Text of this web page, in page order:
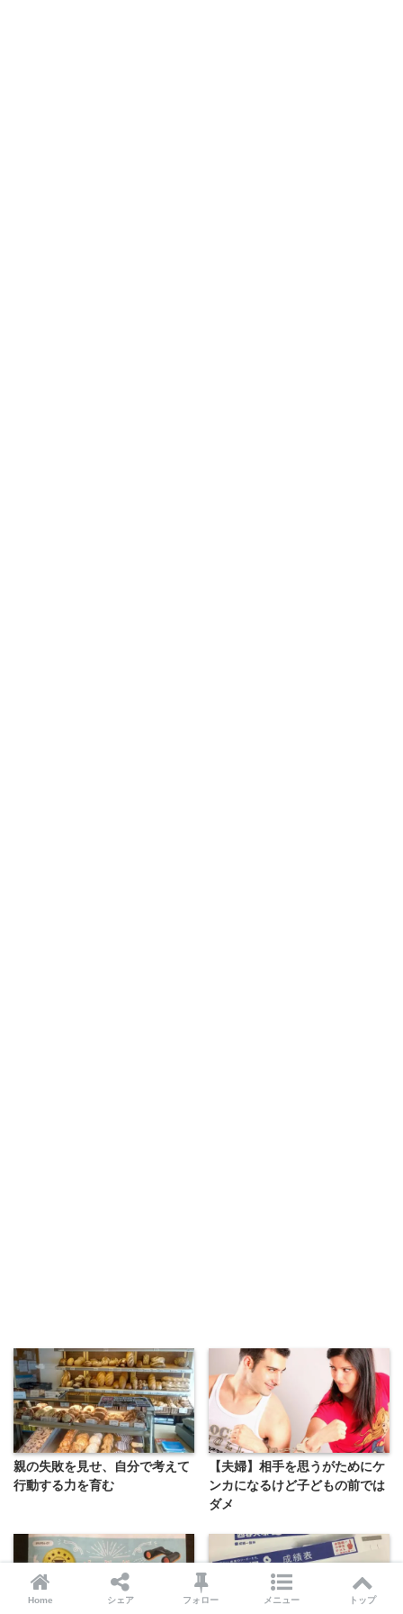
親の失敗を見せ、自分で考えて
行動する力を育む
【夫婦】相手を思うがためにケ
ンカになるけど子どもの前では
ダメ
Home シェア フォロー メニュー トップ